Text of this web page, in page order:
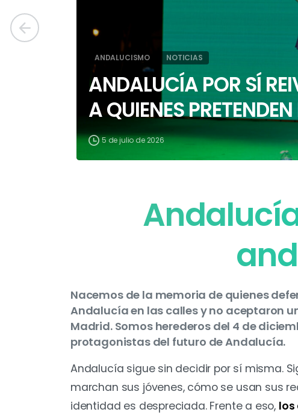
ANDALUCISMO NOTICIAS
ANDALUCÍA POR SÍ
A QUIENES
5 de julio de 2026
Nacemos de la memoria de quienes
Andalucía en las calles y no aceptaron
Madrid. Somos herederos del 4 de
protagonistas del futuro de Andalucía.
Andalucía sigue sin decidir por sí misma.
marchan sus jóvenes, cómo se usan sus
identidad es despreciada. Frente a eso, los